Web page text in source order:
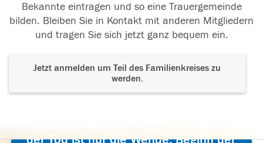
Bekannte eintragen und so eine Trauergemeinde
bilden. Bleiben Sie in Kontakt mit anderen Mitgliedern
und tragen Sie sich jetzt ganz bequem ein.
Jetzt anmelden um Teil des Familienkreises zu
werden.
der Tod ist nur die Wende, Beginn der